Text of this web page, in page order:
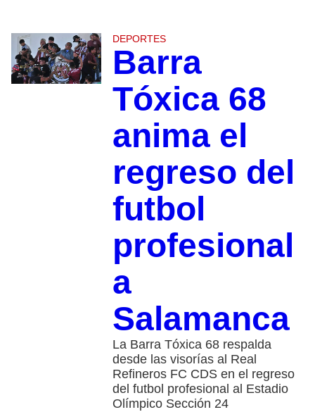
DEPORTES
Barra
Tóxica 68
anima el
regreso del
futbol
profesional
a
Salamanca
La Barra Tóxica 68 respalda
desde las visorías al Real
Refineros FC CDS en el regreso
del futbol profesional al Estadio
Olímpico Sección 24